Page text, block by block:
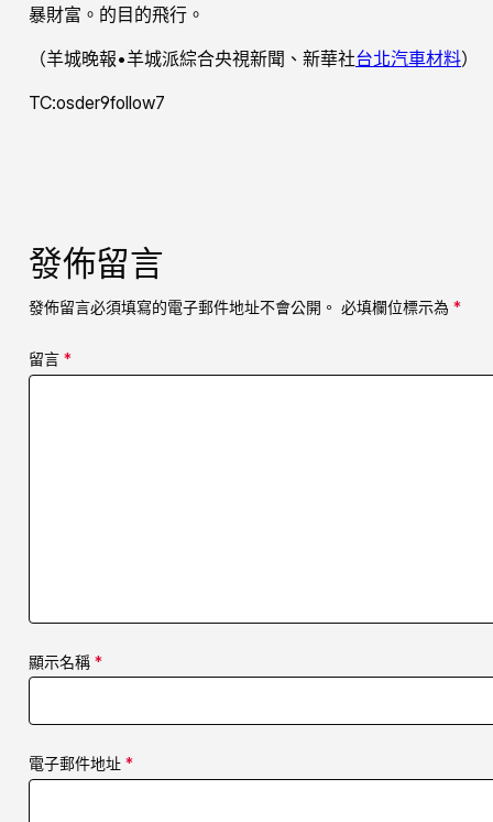
暴財富。的目的飛行。
（羊城晚報•羊城派綜合央視新聞、新華社台北汽車材料）
TC:osder9follow7
發佈留言
發佈留言必須填寫的電子郵件地址不會公開。 必填欄位標示為 *
留言 *
顯示名稱 *
電子郵件地址 *